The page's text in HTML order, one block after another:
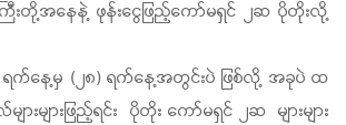
းတို့အနေနဲ့ ဖုန်းငွေဖြည့်ကော်မရှင် ၂ဆ ပိုတိုးလို့
) ရက်နေ့မှ (၂၈) ရက်နေ့အတွင်းပဲ ဖြစ်လို့ အခုပဲ ထ
ျားများဖြည့်ရင်း ပိုတိုး ကော်မရှင် ၂ဆ များများ